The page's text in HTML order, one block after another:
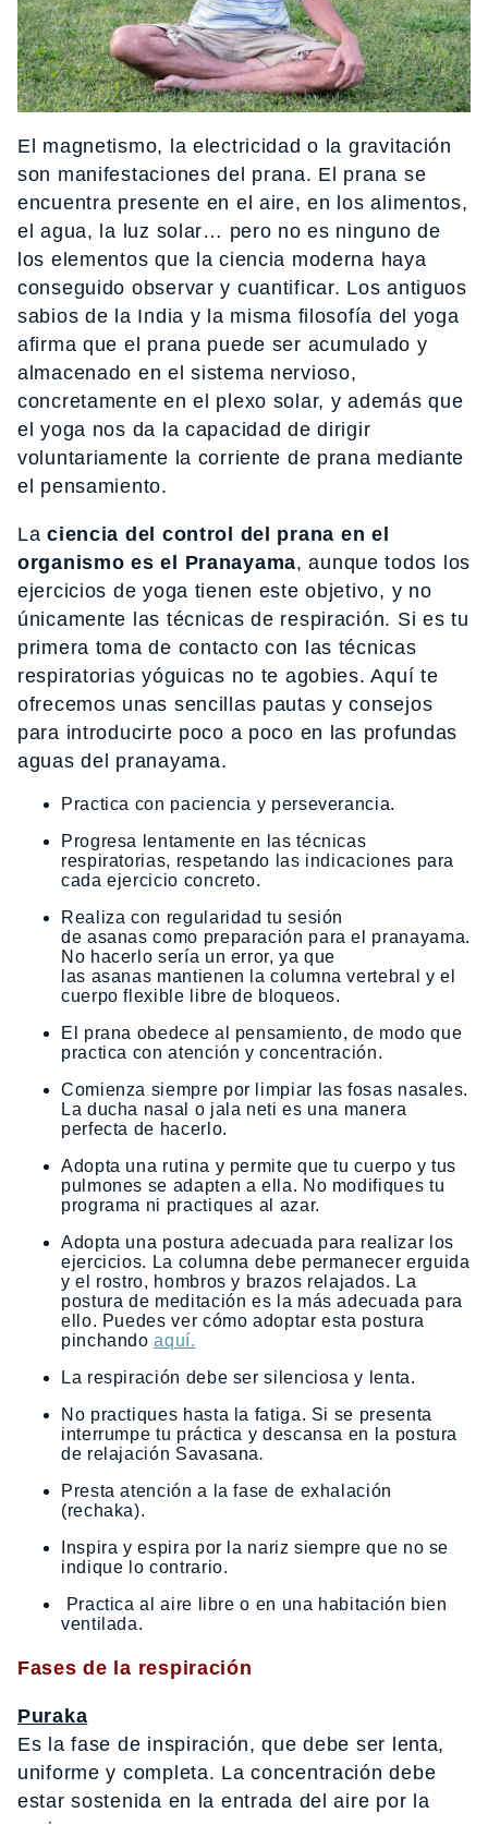
El magnetismo, la electricidad o la gravitación
son manifestaciones del prana. El prana se
encuentra presente en el aire, en los alimentos,
el agua, la luz solar… pero no es ninguno de
los elementos que la ciencia moderna haya
conseguido observar y cuantificar. Los antiguos
sabios de la India y la misma filosofía del yoga
afirma que el prana puede ser acumulado y
almacenado en el sistema nervioso,
concretamente en el plexo solar, y además que
el yoga nos da la capacidad de dirigir
voluntariamente la corriente de prana mediante
el pensamiento.
Laciencia del control del prana en el
organismo es el Pranayama, aunque todos los
ejercicios de yoga tienen este objetivo, y no
únicamente las técnicas de respiración. Si es tu
primera toma de contacto con las técnicas
respiratorias yóguicas no te agobies. Aquí te
ofrecemos unas sencillas pautas y consejos
para introducirte poco a poco en las profundas
aguas del pranayama.
Practica con paciencia y perseverancia.
Progresa lentamente en las técnicas
respiratorias, respetando las indicaciones para
cada ejercicio concreto.
Realiza con regularidad tu sesión
de asanas como preparación para el pranayama.
No hacerlo sería un error, ya que
las asanas mantienen la columna vertebral y el
cuerpo flexible libre de bloqueos.
El prana obedece al pensamiento, de modo que
practica con atención y concentración.
Comienza siempre por limpiar las fosas nasales.
La ducha nasal o jala neti es una manera
perfecta de hacerlo.
Adopta una rutina y permite que tu cuerpo y tus
pulmones se adapten a ella. No modifiques tu
programa ni practiques al azar.
Adopta una postura adecuada para realizar los
ejercicios. La columna debe permanecer erguida
y el rostro, hombros y brazos relajados. La
postura de meditación es la más adecuada para
ello. Puedes ver cómo adoptar esta postura
pinchandoaquí.
La respiración debe ser silenciosa y lenta.
No practiques hasta la fatiga. Si se presenta
interrumpe tu práctica y descansa en la postura
de relajación Savasana.
Presta atención a la fase de exhalación
(rechaka).
Inspira y espira por la nariz siempre que no se
indique lo contrario.
Practica al aire libre o en una habitación bien
ventilada.
Fases de la respiración
Puraka
Es la fase de inspiración, que debe ser lenta,
uniforme y completa. La concentración debe
estar sostenida en la entrada del aire por la